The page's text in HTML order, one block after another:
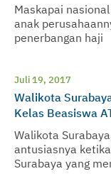
Maskapai
anak
penerbangan haji
Juli 19, 2017
Walikota
Kelas Beasiswa
Walikota
antusiasnya
Surabaya yang